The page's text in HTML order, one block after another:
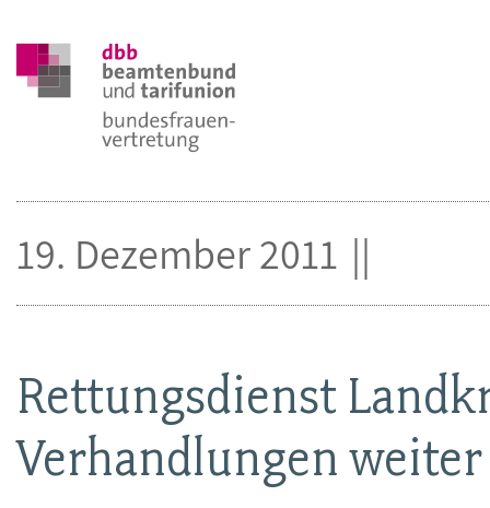
Rettungsdienst
Verhandlungen
19. Dezember 2011